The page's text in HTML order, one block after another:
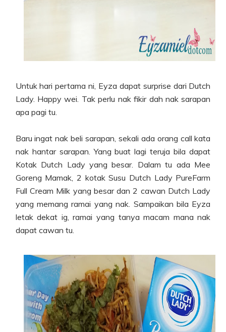
Untuk hari pertama ni, Eyza dapat surprise dari Dutch
Lady. Happy wei. Tak perlu nak fikir dah nak sarapan
apa pagi tu.
Baru ingat nak beli sarapan, sekali ada orang call kata
nak hantar sarapan. Yang buat lagi teruja bila dapat
Kotak Dutch Lady yang besar. Dalam tu ada Mee
Goreng Mamak, 2 kotak Susu Dutch Lady PureFarm
Full Cream Milk yang besar dan 2 cawan Dutch Lady
yang memang ramai yang nak. Sampaikan bila Eyza
letak dekat ig, ramai yang tanya macam mana nak
dapat cawan tu.